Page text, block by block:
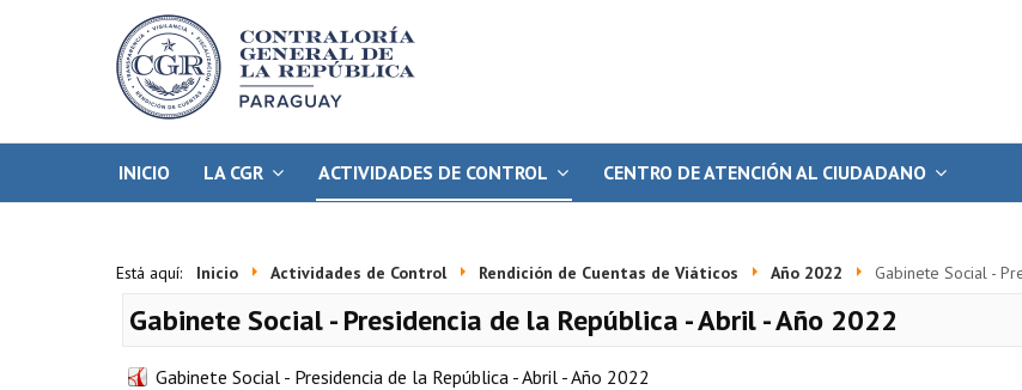
INICIO LA CGR ACTIVIDADES DE CONTROL CENTRO DE ATENCIÓN AL CIUDADANO
Está aquí: Inicio Actividades de Control Rendición de Cuentas de Viáticos Año 2022 Gabinete Social -
Gabinete Social - Presidencia de la República - Abril - Año 2022
Gabinete Social - Presidencia de la República - Abril - Año 2022